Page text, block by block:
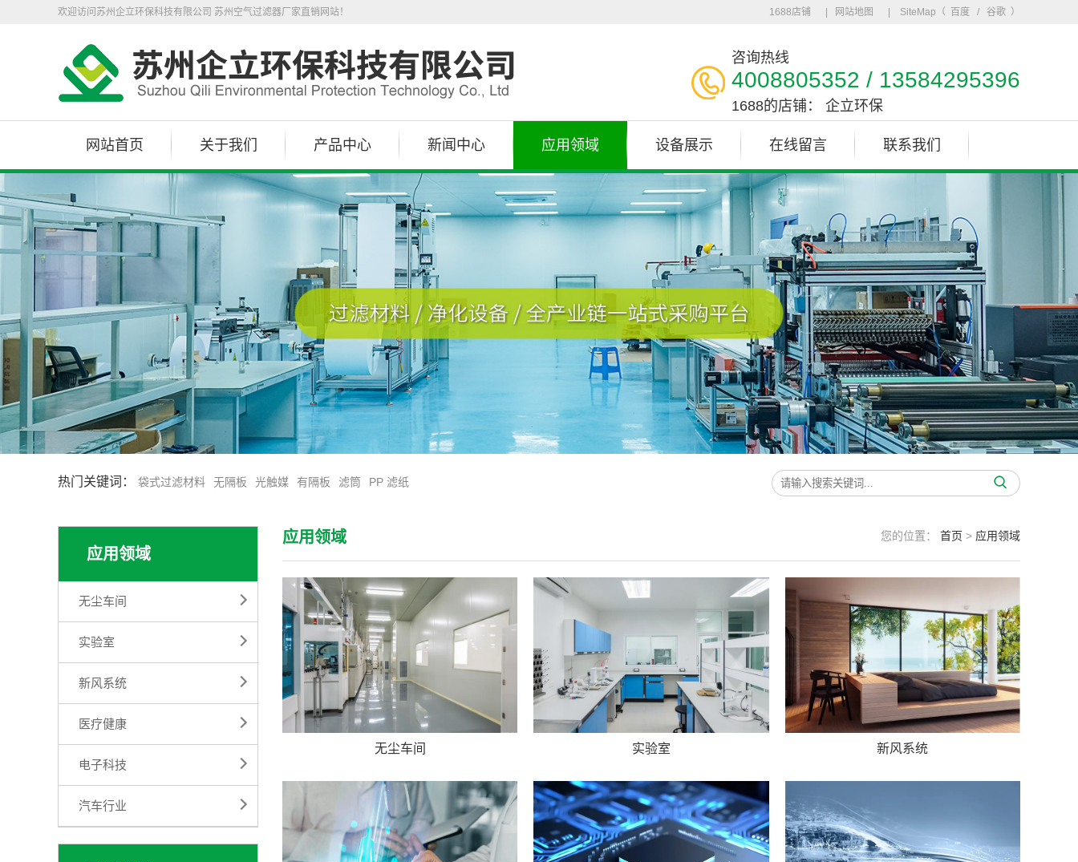
欢迎访问苏州企立环保科技有限公司 苏州空气过滤器厂家直销网站！ 1688店铺 网站地图 | SiteMap（ 百度 / 谷歌 ）
咨询热线
4008805352 / 13584295396
1688的店铺： 企立环保
网站首页 关于我们 产品中心 新闻中心 应用领域 设备展示 在线留言 联系我们
热门关键词： 袋式过滤材料 无隔板 光触媒 有隔板 滤筒 PP 滤纸
应用领域
无尘车间
实验室
新风系统
医疗健康
电子科技
汽车行业
您的位置： 首页 > 应用领域
应用领域
无尘车间 实验室 新风系统